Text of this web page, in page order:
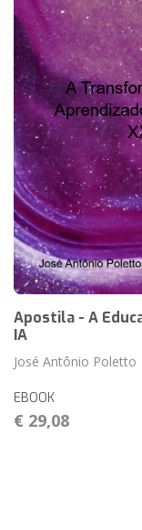
Apostila - A
IA
José Antônio Poletto
EBOOK
€ 29,08